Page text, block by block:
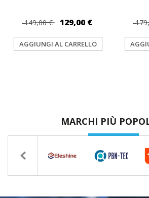
149,00 € 129,00 €
AGGIUNGI AL CARRELLO
MARCHI PIÙ